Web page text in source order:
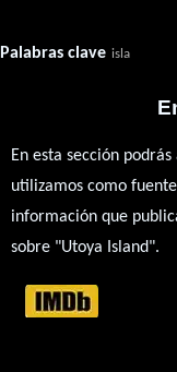
Palabras clave isla
En esta sección
utilizamos como
información que
sobre "Utoya Island".